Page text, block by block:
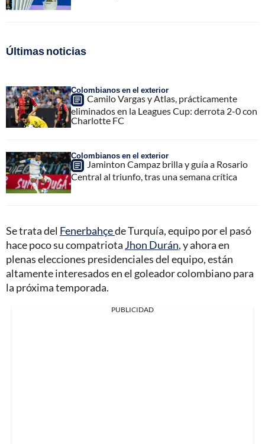
Últimas noticias
Colombianos en el exterior
Camilo Vargas y Atlas, prácticamente
eliminados en la Leagues Cup: derrota 2-0 con
Charlotte FC
Colombianos en el exterior
Jaminton Campaz brilla y guía a Rosario
Central al triunfo, tras una semana crítica
Se trata del Fenerbahçede Turquía, equipo por el pasó
hace poco su compatriota Jhon Durán, y ahora en
plenas elecciones presidenciales del equipo, están
altamente interesados en el goleador colombiano para
la próxima temporada.
PUBLICIDAD